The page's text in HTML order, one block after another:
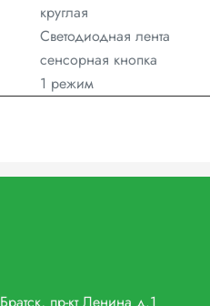
круглая
Светодиодная лента
сенсорная кнопка
1 режим
Братск, пр-кт Ленина д.1